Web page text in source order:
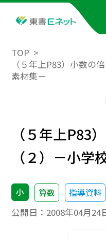
TOP
（５年上P83）小数の
素材集－
（５年上P83
（２）－小学
小 算数 指導資料
公開日： 2008年04月24